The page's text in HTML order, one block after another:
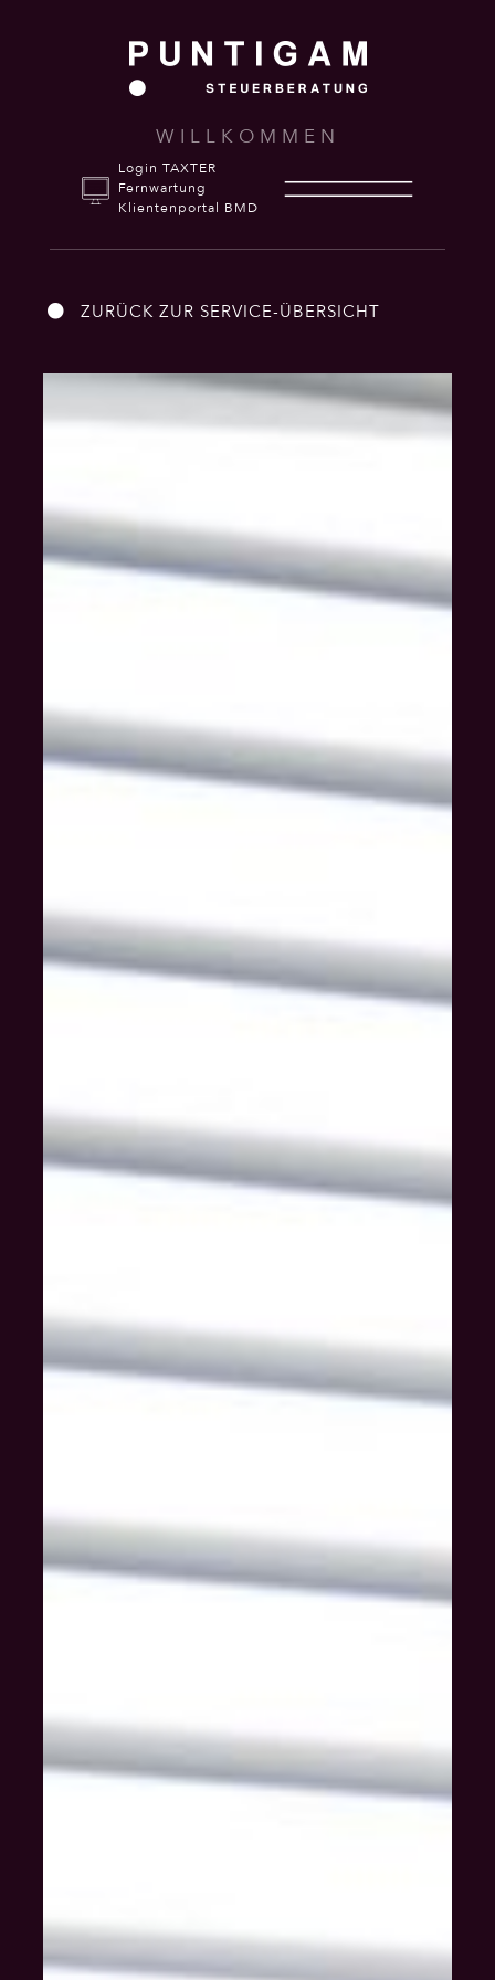
WILLKOMMEN
Login TAXTER
Fernwartung
Klientenportal BMD
ZURÜCK ZUR SERVICE-ÜBERSICHT